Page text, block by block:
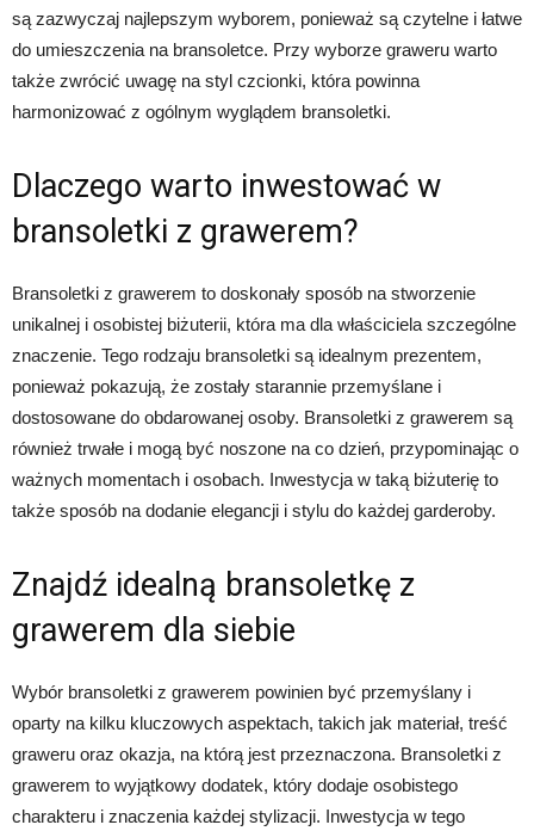
są zazwyczaj najlepszym wyborem, ponieważ są czytelne i łatwe
do umieszczenia na bransoletce. Przy wyborze graweru warto
także zwrócić uwagę na styl czcionki, która powinna
harmonizować z ogólnym wyglądem bransoletki.
Dlaczego warto inwestować w
bransoletki z grawerem?
Bransoletki z grawerem to doskonały sposób na stworzenie
unikalnej i osobistej biżuterii, która ma dla właściciela szczególne
znaczenie. Tego rodzaju bransoletki są idealnym prezentem,
ponieważ pokazują, że zostały starannie przemyślane i
dostosowane do obdarowanej osoby. Bransoletki z grawerem są
również trwałe i mogą być noszone na co dzień, przypominając o
ważnych momentach i osobach. Inwestycja w taką biżuterię to
także sposób na dodanie elegancji i stylu do każdej garderoby.
Znajdź idealną bransoletkę z
grawerem dla siebie
Wybór bransoletki z grawerem powinien być przemyślany i
oparty na kilku kluczowych aspektach, takich jak materiał, treść
graweru oraz okazja, na którą jest przeznaczona. Bransoletki z
grawerem to wyjątkowy dodatek, który dodaje osobistego
charakteru i znaczenia każdej stylizacji. Inwestycja w tego